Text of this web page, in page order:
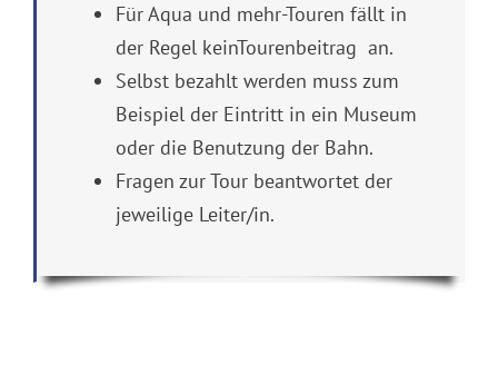
Für Aqua und mehr-Touren fällt in
der Regel keinTourenbeitrag an.
Selbst bezahlt werden muss zum
Beispiel der Eintritt in ein Museum
oder die Benutzung der Bahn.
Fragen zur Tour beantwortet der
jeweilige Leiter/in.